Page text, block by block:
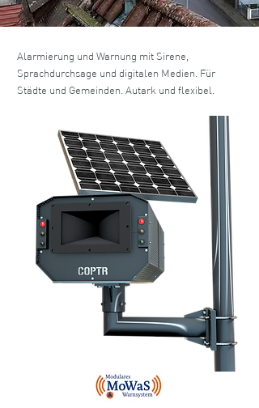
Alarmierung und Warnung mit Sirene,
Sprachdurchsage und digitalen Medien. Für
Städte und Gemeinden. Autark und flexibel.